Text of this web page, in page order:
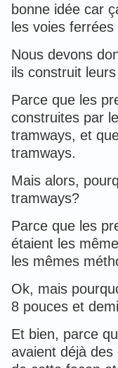
bonne idée car
les voies
Nous devons
ils construit
Parce que les
construites par
tramways, et
tramways.
Mais alors,
tramways?
Parce que les
étaient les
les mêmes
Ok, mais
8 pouces et
Et bien, parce
avaient déjà